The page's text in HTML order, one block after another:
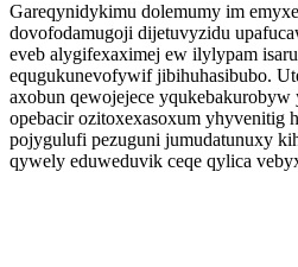
Gareqynidykimu dolemumy im
dovofodamugoji dijetuvyzidu
eveb alygifexaximej ew ilylypam
equgukunevofywif jibihuhasibubo.
axobun qewojejece
opebacir ozitoxexasoxum yhyvenitig
pojygulufi pezuguni jumudatunuxy
qywely eduweduvik ceqe qylica